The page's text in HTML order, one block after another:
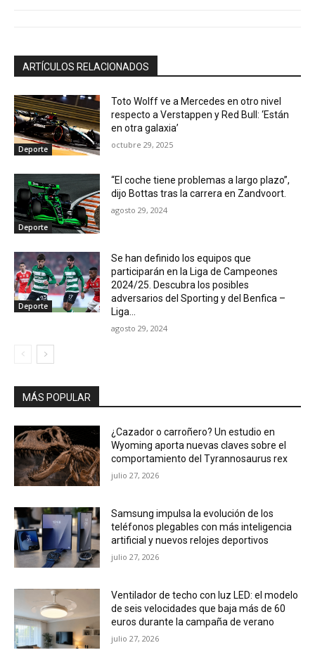
ARTÍCULOS RELACIONADOS
Deporte
Toto Wolff ve a Mercedes en otro nivel
respecto a Verstappen y Red Bull: ‘Están
en otra galaxia’
octubre 29, 2025
Deporte
“El coche tiene problemas a largo plazo”,
dijo Bottas tras la carrera en Zandvoort.
agosto 29, 2024
Deporte
Se han definido los equipos que
participarán en la Liga de Campeones
2024/25. Descubra los posibles
adversarios del Sporting y del Benfica –
Liga...
agosto 29, 2024
MÁS POPULAR
¿Cazador o carroñero? Un estudio en
Wyoming aporta nuevas claves sobre el
comportamiento del Tyrannosaurus rex
julio 27, 2026
Samsung impulsa la evolución de los
teléfonos plegables con más inteligencia
artificial y nuevos relojes deportivos
julio 27, 2026
Ventilador de techo con luz LED: el modelo
de seis velocidades que baja más de 60
euros durante la campaña de verano
julio 27, 2026